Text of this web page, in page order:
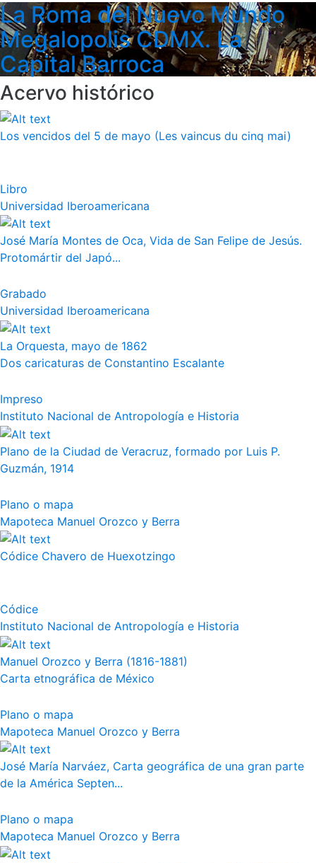
La Roma del Nuevo Mundo
Megalopolis CDMX. La
Capital Barroca
Acervo histórico
Los vencidos del 5 de mayo (Les vaincus du cinq mai)
Libro
Universidad Iberoamericana
José María Montes de Oca, Vida de San Felipe de Jesús.
Protomártir del Japó...
Grabado
Universidad Iberoamericana
La Orquesta, mayo de 1862
Dos caricaturas de Constantino Escalante
Impreso
Instituto Nacional de Antropología e Historia
Plano de la Ciudad de Veracruz, formado por Luis P.
Guzmán, 1914
Plano o mapa
Mapoteca Manuel Orozco y Berra
Códice Chavero de Huexotzingo
Códice
Instituto Nacional de Antropología e Historia
Manuel Orozco y Berra (1816-1881)
Carta etnográfica de México
Plano o mapa
Mapoteca Manuel Orozco y Berra
José María Narváez, Carta geográfica de una gran parte
de la América Septen...
Plano o mapa
Mapoteca Manuel Orozco y Berra